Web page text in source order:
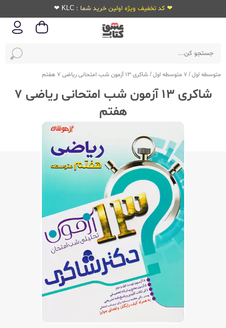
❤ کد تخفیف ویژه اولین خرید شما : KLC ❤
متوسطه اول/ 7 متوسطه اول / شاکری 13 آزمون شب امتحانی ریاضی 7 هفتم
شاکری 13 آزمون شب امتحانی ریاضی 7
هفتم